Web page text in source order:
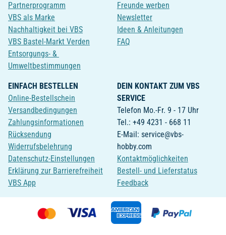
Partnerprogramm
VBS als Marke
Nachhaltigkeit bei VBS
VBS Bastel-Markt Verden
Entsorgungs- &
Umweltbestimmungen
Freunde werben
Newsletter
Ideen & Anleitungen
FAQ
EINFACH BESTELLEN
Online-Bestellschein
Versandbedingungen
Zahlungsinformationen
Rücksendung
Widerrufsbelehrung
Datenschutz-Einstellungen
Erklärung zur Barrierefreiheit
VBS App
DEIN KONTAKT ZUM VBS
SERVICE
Telefon Mo.-Fr. 9 - 17 Uhr
Tel.: +49 4231 - 668 11
E-Mail: service@vbs-
hobby.com
Kontaktmöglichkeiten
Bestell- und Lieferstatus
Feedback